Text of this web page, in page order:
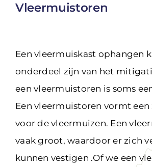
Vleermuistoren
Een vleermuiskast ophangen
onderdeel zijn van het
een vleermuistoren is soms
Een vleermuistoren vormt
voor de vleermuizen. Een
vaak groot, waardoor er zich
kunnen vestigen .Of we een